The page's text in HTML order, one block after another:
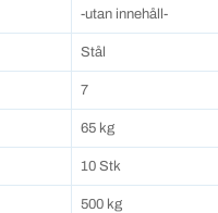
-utan innehåll-
Stål
7
65 kg
10 Stk
500 kg